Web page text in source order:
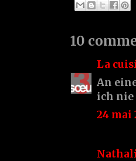
10
La
An
ich nie
24 mai